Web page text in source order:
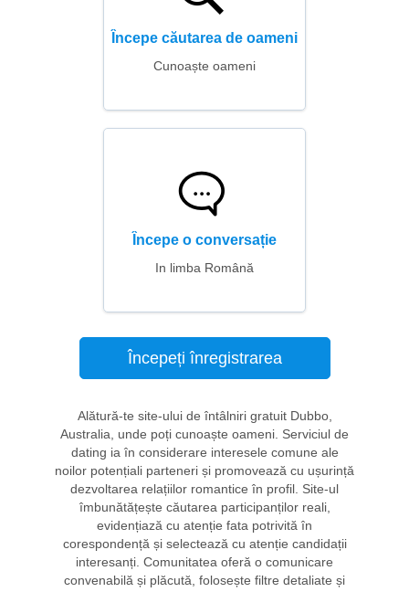
Începe căutarea de oameni
Cunoaște oameni
Începe o conversație
In limba Română
Începeți înregistrarea
Alătură-te site-ului de întâlniri gratuit Dubbo,
Australia, unde poți cunoaște oameni. Serviciul de
dating ia în considerare interesele comune ale
noilor potențiali parteneri și promovează cu ușurință
dezvoltarea relațiilor romantice în profil. Site-ul
îmbunătățește căutarea participanților reali,
evidențiază cu atenție fata potrivită în
corespondență și selectează cu atenție candidații
interesanți. Comunitatea oferă o comunicare
convenabilă și plăcută, folosește filtre detaliate și